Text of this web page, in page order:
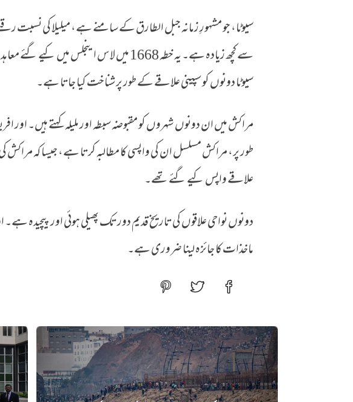
سے کچھ زیادہ ہے۔ یہ خطہ 1668 میں لاس
سیوٹا دونوں کو سپینی علاقے کے طور پر شناخت کیا جاتا ہے۔
مراکش میں ان دونوں شہروں کو مقبوضہ سبطہ اور ملیلہ کہتے ہیں۔
علاقے واپس کیے گئے تھے۔
دونوں نواحی علاقوں کی تاریخ قدیم دور تک پھیلی ہوئی اور پیچیدہ
ماخذات کا جائزہ لینا ضروری ہے۔